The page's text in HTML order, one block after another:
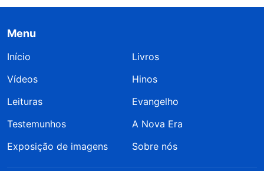
Menu
Início
Livros
Vídeos
Hinos
Leituras
Evangelho
Testemunhos
A Nova Era
Exposição de imagens
Sobre nós